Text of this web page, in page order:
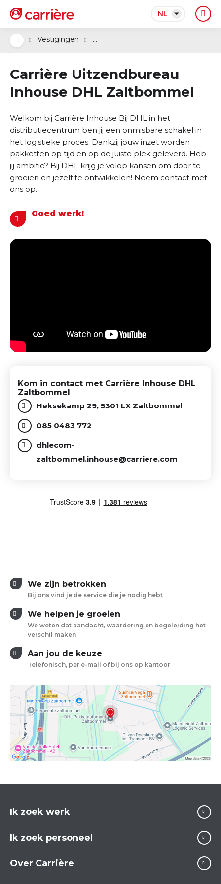
NL
Vestigingen ...
Carrière Uitzendbureau
Inhouse DHL Zaltbommel
Welkom bij Carrière Inhouse Bij DHL in het
distributiecentrum ben jij een onmisbare schakel in
het logistieke proces. Dankzij jouw inzet worden
pakketten op tijd en op de juiste plek geleverd. Heb
jij ambitie? Bij DHL krijg je volop kansen om door te
groeien en jezelf te ontwikkelen! Neem contact met
ons op.
Goed werk!
Kom in contact met Carrière Inhouse DHL
Zaltbommel
Heksekamp 29, 5301 LX Zaltbommel
085 0483 772
dhlecom-
zaltbommel.inhouse@carriere.com
We zijn betrokken
Bij ons vind je de service die je nodig hebt
We helpen je groeien
We weten dat aandacht, waardering en begeleiding het
verschil maken
Aan jou de keuze
Telefonisch, per e-mail of bij ons op kantoor
Ik zoek werk
Ik zoek personeel
Over Carrière